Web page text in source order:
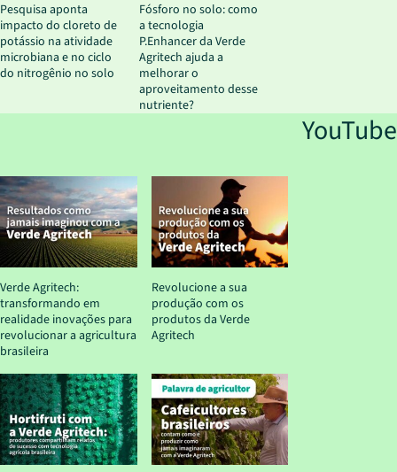
Pesquisa aponta
impacto do cloreto de
potássio na atividade
microbiana e no ciclo
do nitrogênio no solo
Fósforo no solo: como
a tecnologia
P.Enhancer da Verde
Agritech ajuda a
melhorar o
aproveitamento desse
nutriente?
YouTube
Verde Agritech:
transformando em
realidade inovações para
revolucionar a agricultura
brasileira
Revolucione a sua
produção com os
produtos da Verde
Agritech